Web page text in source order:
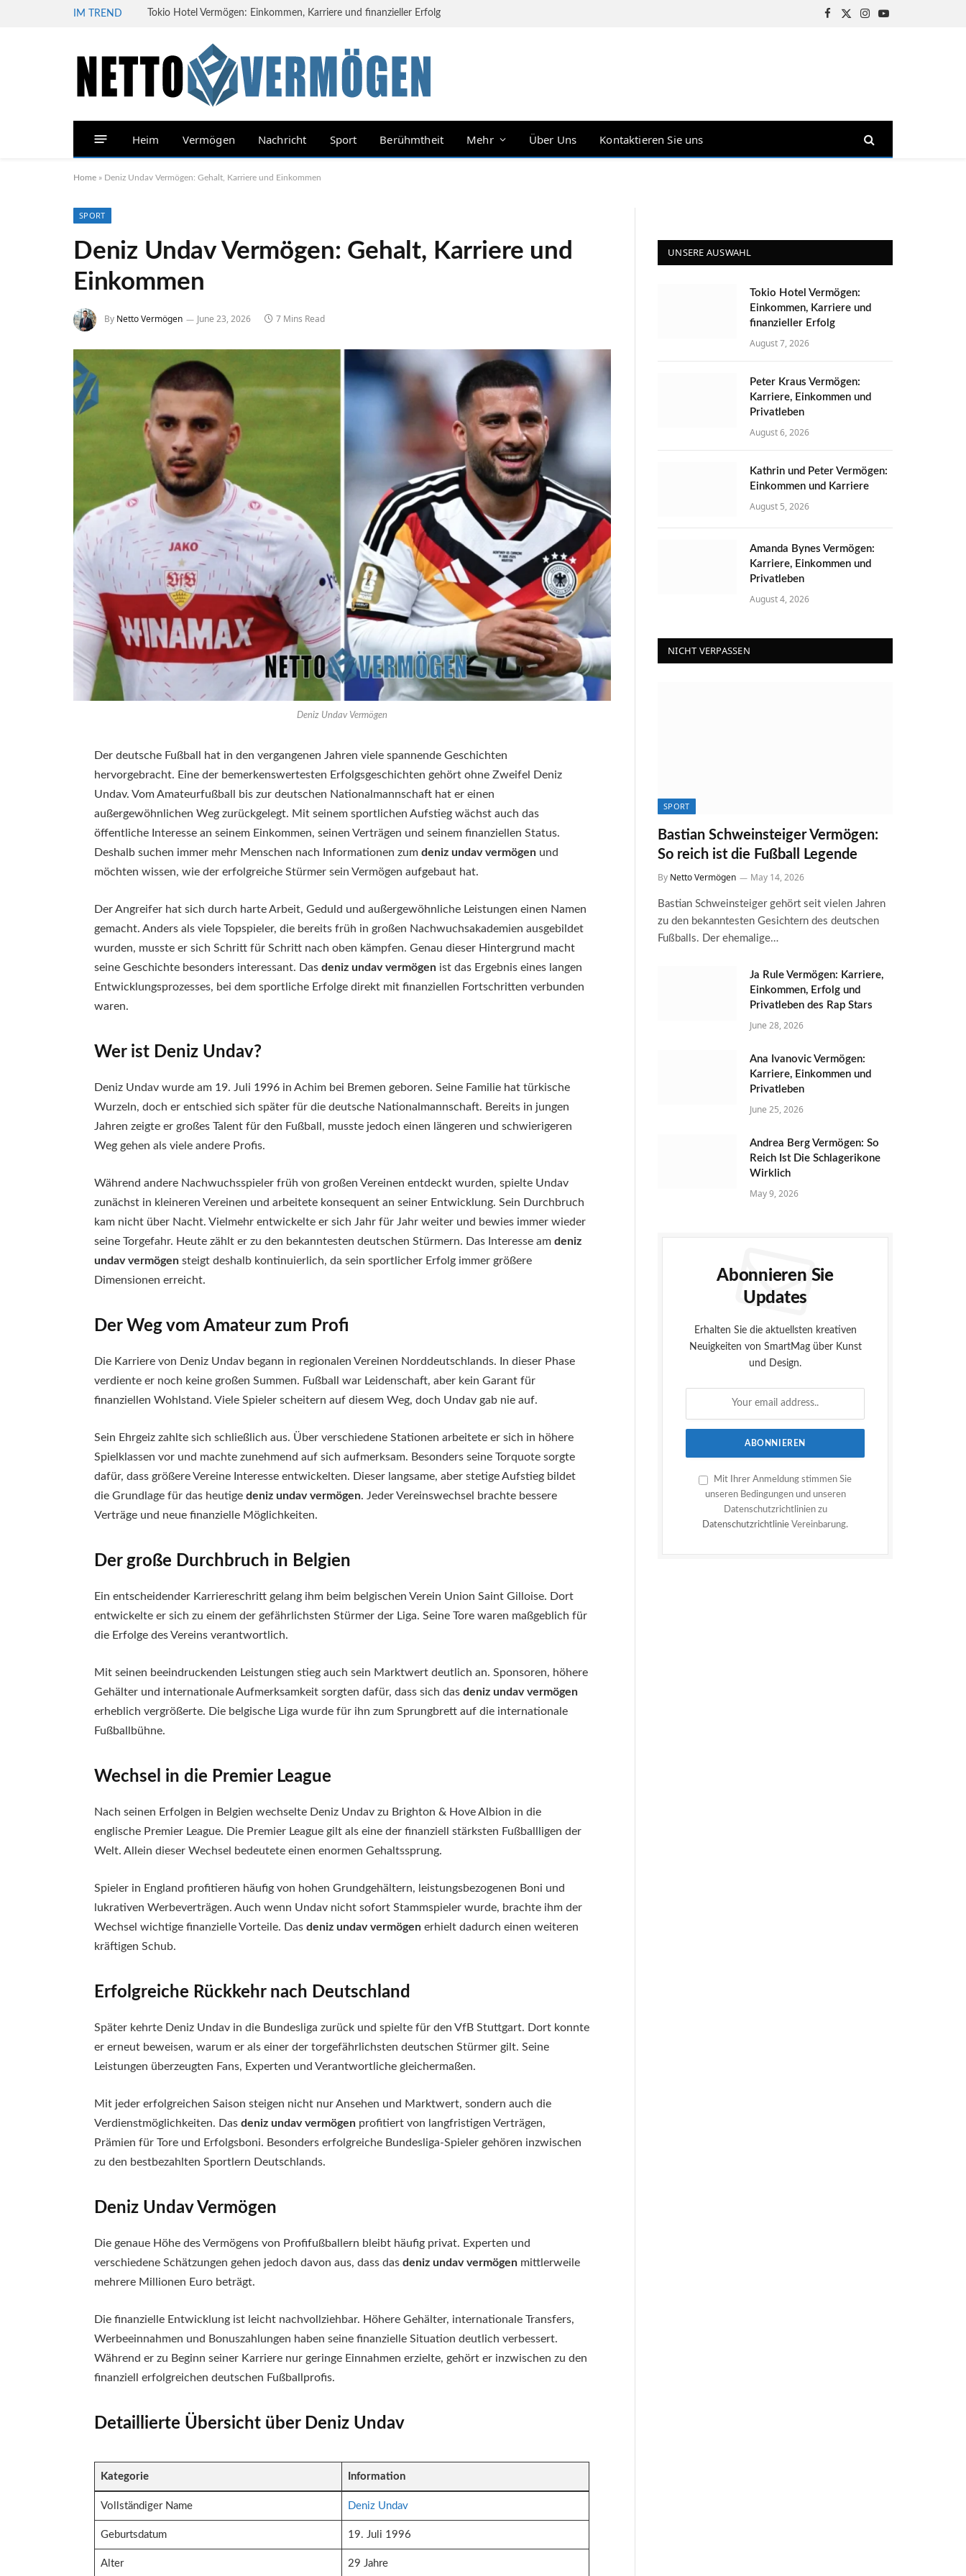
IM TREND Tokio Hotel Vermögen: Einkommen, Karriere und finanzieller Erfolg
Facebook
X
Instagram
YouTube
Heim Vermögen Nachricht Sport Berühmtheit Mehr Über Uns Kontaktieren Sie uns
Home » Deniz Undav Vermögen: Gehalt, Karriere und Einkommen
SPORT
Deniz Undav Vermögen: Gehalt, Karriere und
Einkommen
By Netto Vermögen June 23, 2026 7 Mins Read
Deniz Undav Vermögen
Der deutsche Fußball hat in den vergangenen Jahren viele spannende Geschichten
hervorgebracht. Eine der bemerkenswertesten Erfolgsgeschichten gehört ohne Zweifel Deniz
Undav. Vom Amateurfußball bis zur deutschen Nationalmannschaft hat er einen
außergewöhnlichen Weg zurückgelegt. Mit seinem sportlichen Aufstieg wächst auch das
öffentliche Interesse an seinem Einkommen, seinen Verträgen und seinem finanziellen Status.
Deshalb suchen immer mehr Menschen nach Informationen zumdeniz undav vermögen und
möchten wissen, wie der erfolgreiche Stürmer sein Vermögen aufgebaut hat.
Der Angreifer hat sich durch harte Arbeit, Geduld und außergewöhnliche Leistungen einen Namen
gemacht. Anders als viele Topspieler, die bereits früh in großen Nachwuchsakademien ausgebildet
wurden, musste er sich Schritt für Schritt nach oben kämpfen. Genau dieser Hintergrund macht
seine Geschichte besonders interessant. Dasdeniz undav vermögen ist das Ergebnis eines langen
Entwicklungsprozesses, bei dem sportliche Erfolge direkt mit finanziellen Fortschritten verbunden
waren.
Wer ist Deniz Undav?
Deniz Undav wurde am 19. Juli 1996 in Achim bei Bremen geboren. Seine Familie hat türkische
Wurzeln, doch er entschied sich später für die deutsche Nationalmannschaft. Bereits in jungen
Jahren zeigte er großes Talent für den Fußball, musste jedoch einen längeren und schwierigeren
Weg gehen als viele andere Profis.
Während andere Nachwuchsspieler früh von großen Vereinen entdeckt wurden, spielte Undav
zunächst in kleineren Vereinen und arbeitete konsequent an seiner Entwicklung. Sein Durchbruch
kam nicht über Nacht. Vielmehr entwickelte er sich Jahr für Jahr weiter und bewies immer wieder
seine Torgefahr. Heute zählt er zu den bekanntesten deutschen Stürmern. Das Interesse amdeniz
undav vermögen steigt deshalb kontinuierlich, da sein sportlicher Erfolg immer größere
Dimensionen erreicht.
Der Weg vom Amateur zum Profi
Die Karriere von Deniz Undav begann in regionalen Vereinen Norddeutschlands. In dieser Phase
verdiente er noch keine großen Summen. Fußball war Leidenschaft, aber kein Garant für
finanziellen Wohlstand. Viele Spieler scheitern auf diesem Weg, doch Undav gab nie auf.
Sein Ehrgeiz zahlte sich schließlich aus. Über verschiedene Stationen arbeitete er sich in höhere
Spielklassen vor und machte zunehmend auf sich aufmerksam. Besonders seine Torquote sorgte
dafür, dass größere Vereine Interesse entwickelten. Dieser langsame, aber stetige Aufstieg bildet
die Grundlage für das heutigedeniz undav vermögen. Jeder Vereinswechsel brachte bessere
Verträge und neue finanzielle Möglichkeiten.
Der große Durchbruch in Belgien
Ein entscheidender Karriereschritt gelang ihm beim belgischen Verein Union Saint Gilloise. Dort
entwickelte er sich zu einem der gefährlichsten Stürmer der Liga. Seine Tore waren maßgeblich für
die Erfolge des Vereins verantwortlich.
Mit seinen beeindruckenden Leistungen stieg auch sein Marktwert deutlich an. Sponsoren, höhere
Gehälter und internationale Aufmerksamkeit sorgten dafür, dass sich dasdeniz undav vermögen
erheblich vergrößerte. Die belgische Liga wurde für ihn zum Sprungbrett auf die internationale
Fußballbühne.
Wechsel in die Premier League
Nach seinen Erfolgen in Belgien wechselte Deniz Undav zu Brighton & Hove Albion in die
englische Premier League. Die Premier League gilt als eine der finanziell stärksten Fußballligen der
Welt. Allein dieser Wechsel bedeutete einen enormen Gehaltssprung.
Spieler in England profitieren häufig von hohen Grundgehältern, leistungsbezogenen Boni und
lukrativen Werbeverträgen. Auch wenn Undav nicht sofort Stammspieler wurde, brachte ihm der
Wechsel wichtige finanzielle Vorteile. Dasdeniz undav vermögen erhielt dadurch einen weiteren
kräftigen Schub.
Erfolgreiche Rückkehr nach Deutschland
Später kehrte Deniz Undav in die Bundesliga zurück und spielte für den VfB Stuttgart. Dort konnte
er erneut beweisen, warum er als einer der torgefährlichsten deutschen Stürmer gilt. Seine
Leistungen überzeugten Fans, Experten und Verantwortliche gleichermaßen.
Mit jeder erfolgreichen Saison steigen nicht nur Ansehen und Marktwert, sondern auch die
Verdienstmöglichkeiten. Dasdeniz undav vermögen profitiert von langfristigen Verträgen,
Prämien für Tore und Erfolgsboni. Besonders erfolgreiche Bundesliga-Spieler gehören inzwischen
zu den bestbezahlten Sportlern Deutschlands.
Deniz Undav Vermögen
Die genaue Höhe des Vermögens von Profifußballern bleibt häufig privat. Experten und
verschiedene Schätzungen gehen jedoch davon aus, dass dasdeniz undav vermögen mittlerweile
mehrere Millionen Euro beträgt.
Die finanzielle Entwicklung ist leicht nachvollziehbar. Höhere Gehälter, internationale Transfers,
Werbeeinnahmen und Bonuszahlungen haben seine finanzielle Situation deutlich verbessert.
Während er zu Beginn seiner Karriere nur geringe Einnahmen erzielte, gehört er inzwischen zu den
finanziell erfolgreichen deutschen Fußballprofis.
Detaillierte Übersicht über Deniz Undav
Kategorie Information
Vollständiger Name Deniz Undav
Geburtsdatum 19. Juli 1996
Alter 29 Jahre
UNSERE AUSWAHL
Tokio Hotel Vermögen:
Einkommen, Karriere und
finanzieller Erfolg
August 7, 2026
Peter Kraus Vermögen:
Karriere, Einkommen und
Privatleben
August 6, 2026
Kathrin und Peter Vermögen:
Einkommen und Karriere
August 5, 2026
Amanda Bynes Vermögen:
Karriere, Einkommen und
Privatleben
August 4, 2026
NICHT VERPASSEN
SPORT
Bastian Schweinsteiger Vermögen:
So reich ist die Fußball Legende
By Netto Vermögen May 14, 2026
Bastian Schweinsteiger gehört seit vielen Jahren
zu den bekanntesten Gesichtern des deutschen
Fußballs. Der ehemalige…
Ja Rule Vermögen: Karriere,
Einkommen, Erfolg und
Privatleben des Rap Stars
June 28, 2026
Ana Ivanovic Vermögen:
Karriere, Einkommen und
Privatleben
June 25, 2026
Andrea Berg Vermögen: So
Reich Ist Die Schlagerikone
Wirklich
May 9, 2026
Abonnieren Sie
Updates
Erhalten Sie die aktuellsten kreativen
Neuigkeiten von SmartMag über Kunst
und Design.
Mit Ihrer Anmeldung stimmen Sie
unseren Bedingungen und unseren
Datenschutzrichtlinien zu
Datenschutzrichtlinie Vereinbarung.